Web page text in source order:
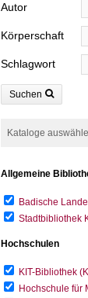
Autor
Körperschaft
Schlagwort
Suchen
Kataloge
Allgemeine
Badische
Stadtbibliothek
Hochschulen
KIT-Bibliothek
Hochschule für